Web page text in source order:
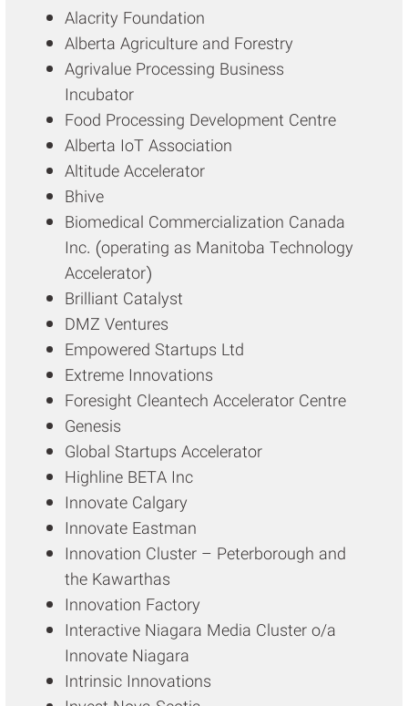
Alacrity Foundation
Alberta Agriculture and Forestry
Agrivalue Processing Business
Incubator
Food Processing Development Centre
Alberta IoT Association
Altitude Accelerator
Bhive
Biomedical Commercialization Canada
Inc. (operating as Manitoba Technology
Accelerator)
Brilliant Catalyst
DMZ Ventures
Empowered Startups Ltd
Extreme Innovations
Foresight Cleantech Accelerator Centre
Genesis
Global Startups Accelerator
Highline BETA Inc
Innovate Calgary
Innovate Eastman
Innovation Cluster – Peterborough and
the Kawarthas
Innovation Factory
Interactive Niagara Media Cluster o/a
Innovate Niagara
Intrinsic Innovations